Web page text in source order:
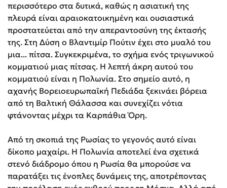
περισσότερο στα δυτικά, καθώς η ασιατική της
πλευρά είναι αραιοκατοικημένη και ουσιαστικά
προστατεύεται από την απεραντοσύνη της έκτασής
της. Στη Δύση ο Βλαντιμίρ Πούτιν έχει στο μυαλό του
μια... πίτσα. Συγκεκριμένα, το σχήμα ενός τριγωνικού
κομματιού μιας πίτσας. Η λεπτή άκρη αυτού του
κομματιού είναι η Πολωνία. Στο σημείο αυτό, η
αχανής Βορειοευρωπαϊκή Πεδιάδα ξεκινάει βόρεια
από τη Βαλτική Θάλασσα και συνεχίζει νότια
φτάνοντας μέχρι τα Καρπάθια Όρη.
Από τη σκοπιά της Ρωσίας το γεγονός αυτό είναι
δίκοπο μαχαίρι. Η Πολωνία αποτελεί ένα σχετικά
στενό διάδρομο όπου η Ρωσία θα μπορούσε να
παρατάξει τις ένοπλες δυνάμεις της, αποτρέποντας